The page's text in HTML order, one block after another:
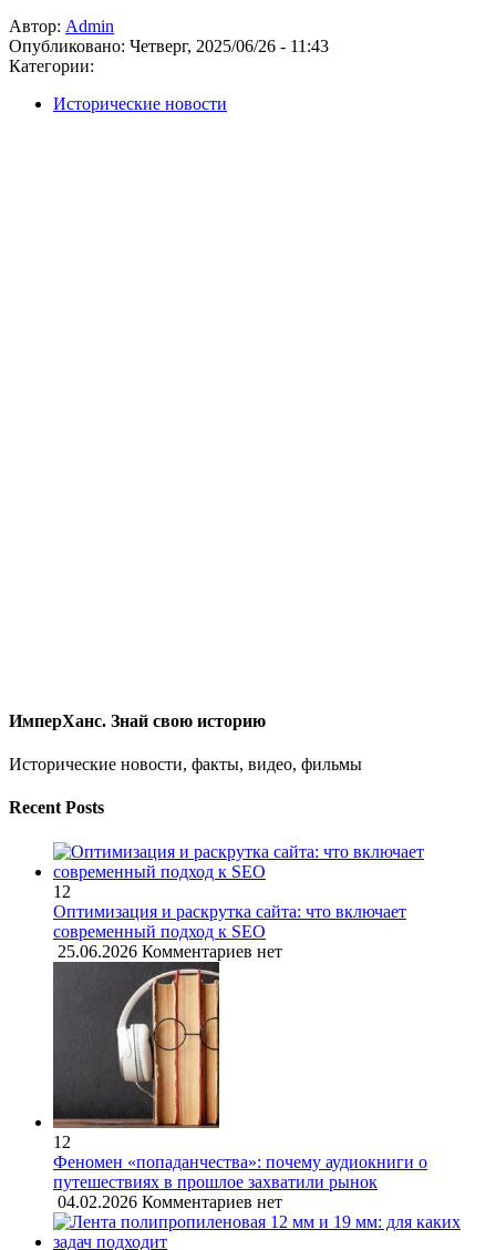
Автор: Admin
Опубликовано: Четверг, 2025/06/26 - 11:43
Категории:
Исторические новости
ИмперХанс. Знай свою историю
Исторические новости, факты, видео, фильмы
Recent Posts
12
Оптимизация и раскрутка сайта: что включает
современный подход к SEO
25.06.2026 Комментариев нет
12
Феномен «попаданчества»: почему аудиокниги о
путешествиях в прошлое захватили рынок
04.02.2026 Комментариев нет